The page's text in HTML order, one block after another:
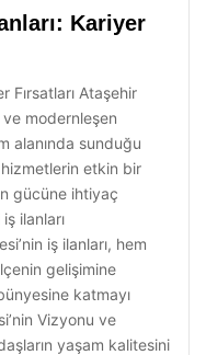
Kariyer
Fırsatları Ataşehir
ve modernleşen
alanında sunduğu
etkin bir
gücüne ihtiyaç
ilanları
iş ilanları, hem
gelişimine
katmayı
Vizyonu ve
yaşam kalitesini